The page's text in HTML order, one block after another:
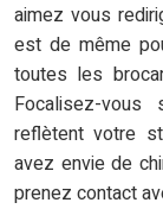
aimez vous
est de même
toutes les
Focalisez-
reflètent votre
avez envie de
prenez contact